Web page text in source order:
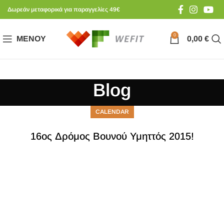
Δωρεάν μεταφορικά για παραγγελίες 49€
ΜΕΝΟΎ 0 0,00 €
Blog
CALENDAR
16ος Δρόμος Βουνού Υμηττός 2015!